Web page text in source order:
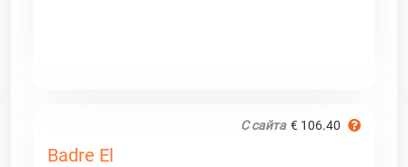
С сайта € 106.40
Badre El